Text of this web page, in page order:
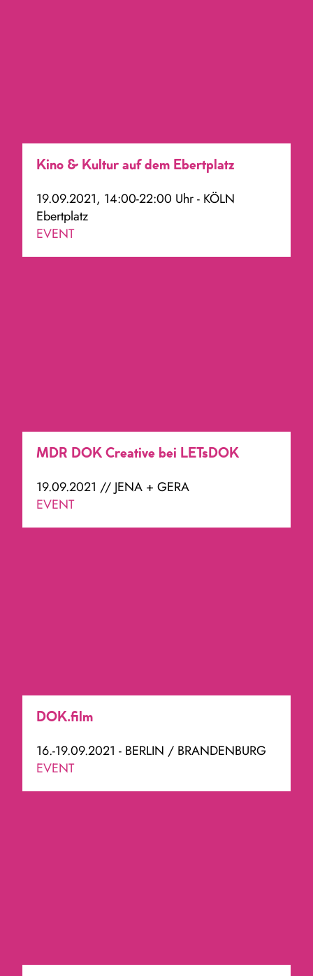
Kino & Kultur auf dem Ebertplatz
19.09.2021, 14:00-22:00 Uhr - KÖLN
Ebertplatz
EVENT
MDR DOK Creative bei LETsDOK
19.09.2021 // JENA + GERA
EVENT
DOK.film
16.-19.09.2021 - BERLIN / BRANDENBURG
EVENT